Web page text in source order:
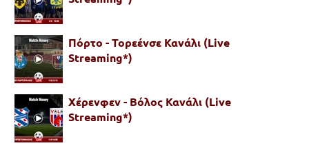
Πόρτο - Τορεένσε Κανάλι (Live
Streaming*)
Χέρενφεν - Βόλος Κανάλι (Live
Streaming*)